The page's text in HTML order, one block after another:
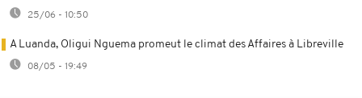
25/06 - 10:50
A Luanda, Oligui Nguema promeut le climat des Affaires à Libreville
08/05 - 19:49